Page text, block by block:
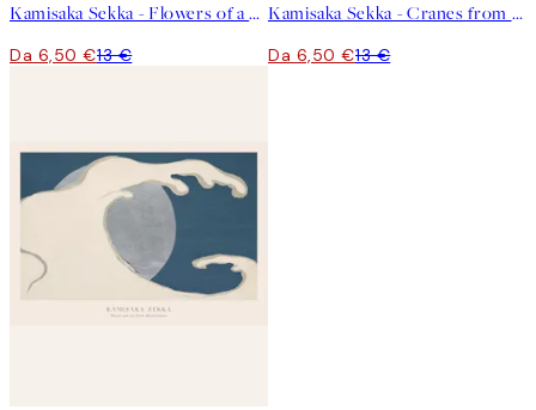
Kamisaka Sekka - Flowers of a Hundred Worlds (Momoyogusa) Poster
Da 6,50 €13 €
Kamisaka Sekka - Cranes from Momoyogusa Poster
Da 6,50 €13 €